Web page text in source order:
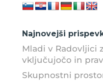
Najnovejši
Mladi v Radovljici
vključujočo in
Skupnostni